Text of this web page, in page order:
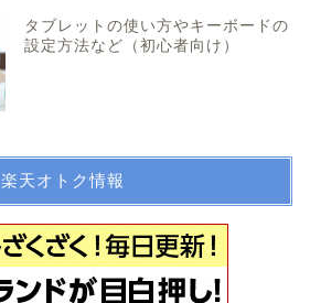
タブレットの使い方やキーボードの
設定方法など（初心者向け）
楽天オトク情報